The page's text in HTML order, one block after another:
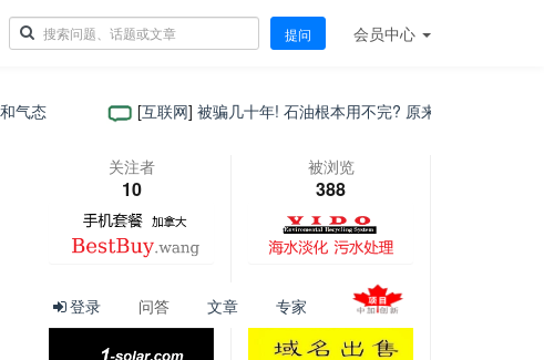
提问 会员中心
互联网] 被骗几十年! 石油根本用不完? 原来石油根本不是恐龙变的
关注者
10
被浏览
388
登录 问答 文章 专家